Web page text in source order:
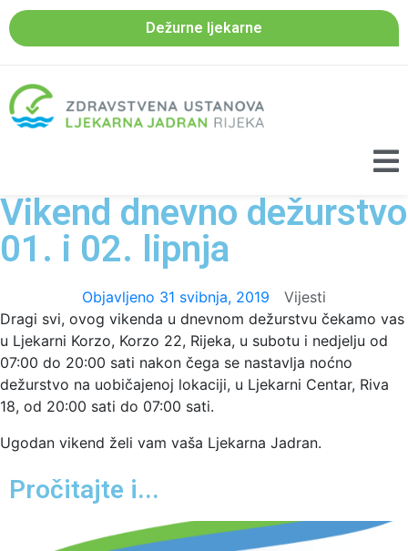
Dežurne ljekarne
Vikend dnevno dežurstvo
01. i 02. lipnja
Objavljeno 31 svibnja, 2019
Vijesti
Dragi svi, ovog vikenda u dnevnom dežurstvu čekamo vas
u Ljekarni Korzo, Korzo 22, Rijeka, u subotu i nedjelju od
07:00 do 20:00 sati nakon čega se nastavlja noćno
dežurstvo na uobičajenoj lokaciji, u Ljekarni Centar, Riva
18, od 20:00 sati do 07:00 sati.
Ugodan vikend želi vam vaša Ljekarna Jadran.
Pročitajte i...